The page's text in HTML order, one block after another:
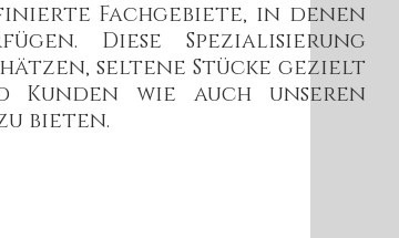
Fachgebiete, in denen
Diese Spezialisierung
seltene Stücke gezielt
wie auch unseren
bieten.